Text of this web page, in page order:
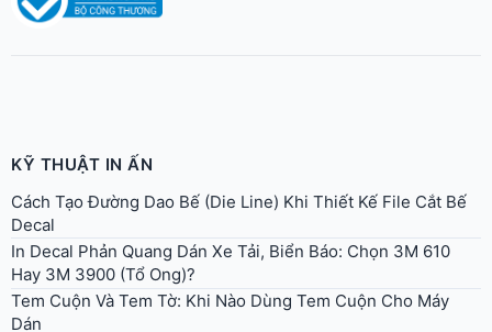
KỸ THUẬT IN ẤN
Cách Tạo Đường Dao Bế (Die Line) Khi Thiết Kế File Cắt Bế
Decal
In Decal Phản Quang Dán Xe Tải, Biển Báo: Chọn 3M 610
Hay 3M 3900 (Tổ Ong)?
Tem Cuộn Và Tem Tờ: Khi Nào Dùng Tem Cuộn Cho Máy
Dán